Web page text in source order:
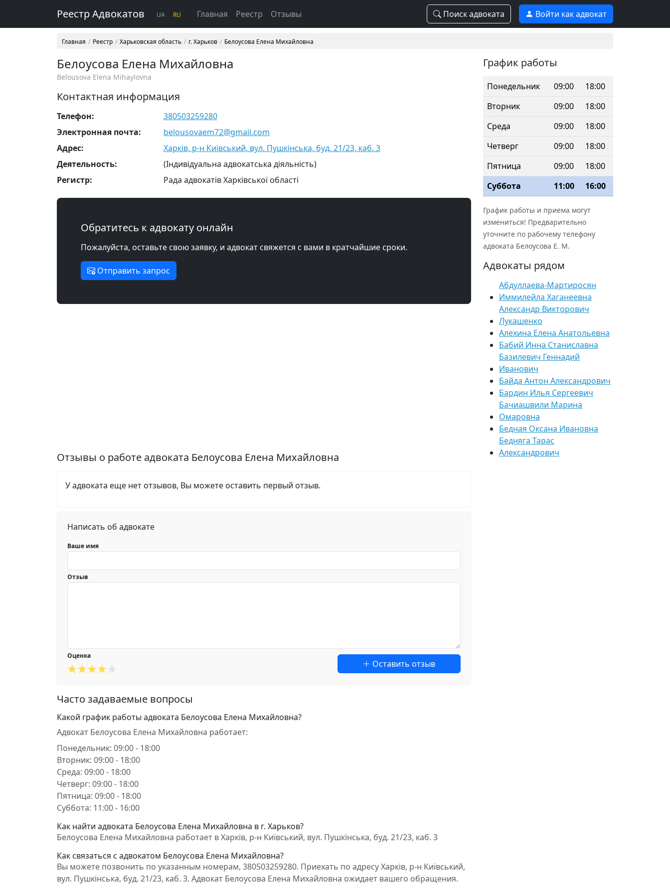
Реестр Адвокатов UA RU Главная Реестр Отзывы Поиск адвоката Войти как адвокат
Главная Реестр Харьковская область г. Харьков Белоусова Елена Михайловна
Белоусова Елена Михайловна
Belousova Elena Mihaylovna
Контактная информация
Телефон:
380503259280
Электронная почта:
belousovaem72@gmail.com
Адрес:
Харків, р-н Київський, вул. Пушкінська, буд. 21/23, каб. 3
Деятельность:
(Індивідуальна адвокатська діяльність)
Регистр:
Рада адвокатів Харківської області
Обратитесь к адвокату онлайн
Пожалуйста, оставьте свою заявку, и адвокат свяжется с вами в кратчайшие сроки.
Отправить запрос
Отзывы о работе адвоката Белоусова Елена Михайловна
У адвоката еще нет отзывов, Вы можете оставить первый отзыв.
Написать об адвокате
Ваше имя
Отзыв
Оценка
Оставить отзыв
Часто задаваемые вопросы
Какой график работы адвоката Белоусова Елена Михайловна?
Адвокат Белоусова Елена Михайловна работает:
Понедельник: 09:00 - 18:00
Вторник: 09:00 - 18:00
Среда: 09:00 - 18:00
Четверг: 09:00 - 18:00
Пятница: 09:00 - 18:00
Суббота: 11:00 - 16:00
Как найти адвоката Белоусова Елена Михайловна в г. Харьков?
Белоусова Елена Михайловна работает в Харків, р-н Київський, вул. Пушкінська, буд. 21/23, каб. 3
Как связаться с адвокатом Белоусова Елена Михайловна?
Вы можете позвонить по указанным номерам, 380503259280. Приехать по адресу Харків, р-н Київський,
вул. Пушкінська, буд. 21/23, каб. 3. Адвокат Белоусова Елена Михайловна ожидает вашего обращения.
График работы
Понедельник 09:00
18:00
Вторник
09:00
18:00
Среда
09:00
18:00
Четверг
09:00
18:00
Пятница
09:00
18:00
Суббота
11:00 16:00
График работы и приема могут
измениться! Предварительно
уточните по рабочему телефону
адвоката Белоусова Е. М.
Адвокаты рядом
Абдуллаева-Мартиросян
Иммилейла Хаганеевна
Александр Викторович
Лукашенко
Алехина Елена Анатольевна
Бабий Инна Станиславна
Базилевич Геннадий
Иванович
Байда Антон Александрович
Бардин Илья Сергеевич
Бачиашвили Марина
Омаровна
Бедная Оксана Ивановна
Бедняга Тарас
Александрович